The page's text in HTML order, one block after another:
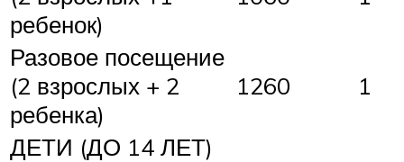
ребенок)
Разовое посещение
(2 взрослых + 2
ребенка)
1260 1
ДЕТИ (ДО 14 ЛЕТ)